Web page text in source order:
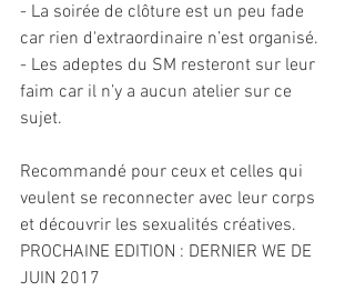
- La soirée de clôture est un peu fade
car rien d'extraordinaire n’est organisé.
- Les adeptes du SM resteront sur leur
faim car il n’y a aucun atelier sur ce
sujet.
Recommandé pour ceux et celles qui
veulent se reconnecter avec leur corps
et découvrir les sexualités créatives.
PROCHAINE EDITION : DERNIER WE DE
JUIN 2017